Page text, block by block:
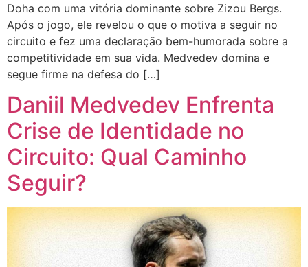
Doha com uma vitória dominante sobre Zizou Bergs.
Após o jogo, ele revelou o que o motiva a seguir no
circuito e fez uma declaração bem-humorada sobre a
competitividade em sua vida. Medvedev domina e
segue firme na defesa do […]
Daniil Medvedev Enfrenta
Crise de Identidade no
Circuito: Qual Caminho
Seguir?